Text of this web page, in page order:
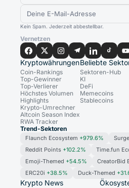
Kein Spam. Jederzeit abbestellbar.
Vernetzen
Kryptowährungen
Coin-Rankings
Top-Gewinner
Top-Verlierer
Höchstes Volumen
Highlights
Krypto-Umrechner
Altcoin Season Index
RWA Tracker
Beliebte
Sektoren-Hub
KI
DeFi
Memecoins
Stablecoins
Trend-Sektoren
Flaunch Ecosystem +979.6%
Reddit Points +102.2% Time.fun
Emoji-Themed +54.5% CreatorBid
ERC20i +38.5% Duck-Themed
Krypto News